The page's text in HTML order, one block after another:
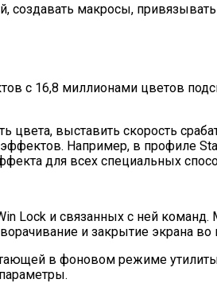
макросы,
с 16,8 миллионами цветов
цвета, выставить скорость
Например, в профиле
для всех специальных
Lock и связанных с ней
и закрытие экрана
в фоновом режиме